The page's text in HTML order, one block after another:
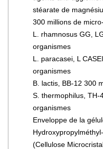
stéarate de
300 millions de
L. rhamnosus GG,
organismes
L. paracasei, L
organismes
B. lactis, BB-12 300
S. thermophilus, TH-
organismes
Enveloppe de la
(Cellulose